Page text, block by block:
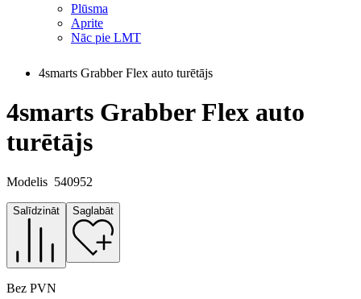
Plūsma
Aprite
Nāc pie LMT
4smarts Grabber Flex auto turētājs
4smarts Grabber Flex auto
turētājs
Modelis 540952
Salīdzināt Saglabāt
Bez PVN